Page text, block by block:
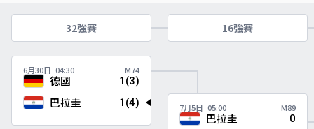
32強賽 16強賽
6月30日 04:30 M74
德國 1(3)
巴拉圭 1(4) 7月5日 05:00 M89
巴拉圭 0